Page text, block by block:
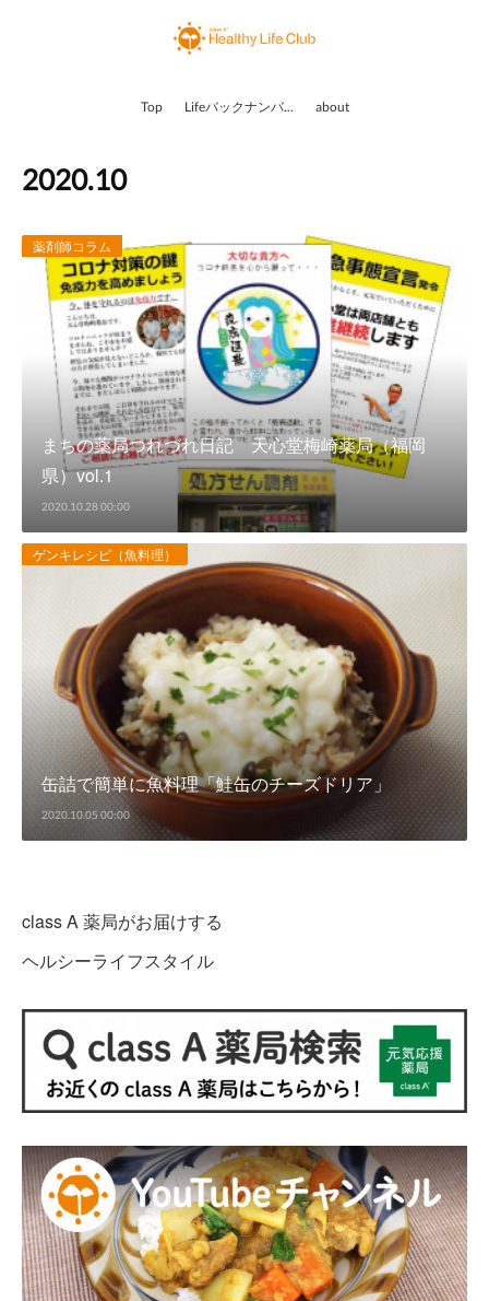
Top Lifeバックナンバー about
2020.10
薬剤師コラム
まちの薬局つれづれ日記 天心堂梅崎薬局（福岡
県）vol.1
2020.10.28 00:00
ゲンキレシピ（魚料理）
缶詰で簡単に魚料理「鮭缶のチーズドリア」
2020.10.05 00:00
class A 薬局がお届けする
ヘルシーライフスタイル